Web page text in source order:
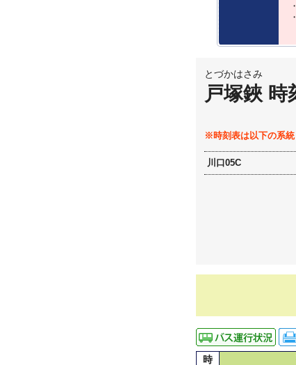
とづかはさみ
戸塚鋏 時
※時刻表は以下の系統
川口05C
時